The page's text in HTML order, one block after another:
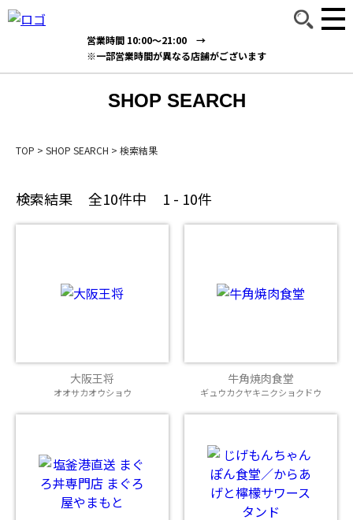
営業時間 10:00～21:00 →
※一部営業時間が異なる店舗がございます
SHOP SEARCH
TOP > SHOP SEARCH > 検索結果
検索結果 全10件中 1 - 10件
大阪王将
オオサカオウショウ
牛角焼肉食堂
ギュウカクヤキニクショクドウ